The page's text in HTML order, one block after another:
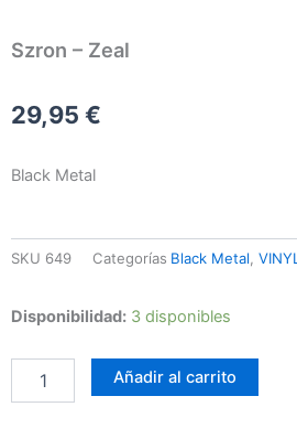
Szron – Zeal
29,95 €
Black Metal
SKU 649 Categorías Black Metal VINYL
Disponibilidad: 3 disponibles
Szron
Zeal
cantidad
Añadir al carrito